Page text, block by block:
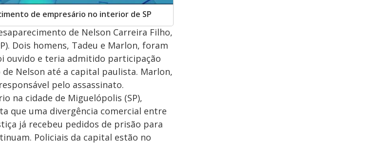
de empresário no interior de SP
de Nelson Carreira Filho,
Dois homens, Tadeu e Marlon, foram
ouvido e teria admitido participação
Nelson até a capital paulista. Marlon,
pelo assassinato.
na cidade de Miguelópolis (SP),
que uma divergência comercial entre
já recebeu pedidos de prisão para
Policiais da capital estão no